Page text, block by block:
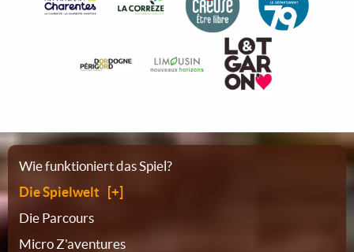
Sitemap
Wie funktioniert das Spiel?
Die Spielwelt
Die Parcours
Micro Z'aventures